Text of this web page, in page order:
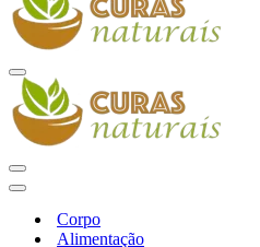
Menu
de
navegação
Menu
de
Menu
navegação
Corpo
Alimentação